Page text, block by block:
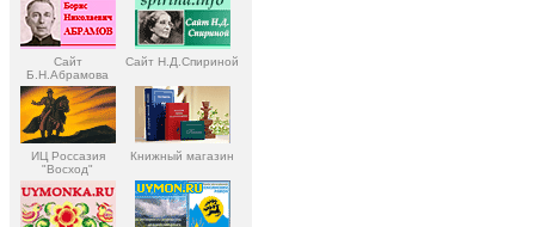
Сайт
Б.Н.Абрамова
Сайт Н.Д.Спириной
ИЦ Россазия
"Восход"
Книжный магазин